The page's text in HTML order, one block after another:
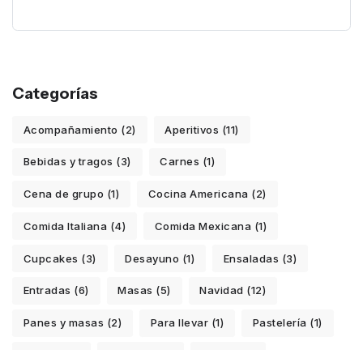
Categorías
Acompañamiento (2) Aperitivos (11)
Bebidas y tragos (3) Carnes (1)
Cena de grupo (1) Cocina Americana (2)
Comida Italiana (4) Comida Mexicana (1)
Cupcakes (3) Desayuno (1) Ensaladas (3)
Entradas (6) Masas (5) Navidad (12)
Panes y masas (2) Para llevar (1) Pastelería (1)